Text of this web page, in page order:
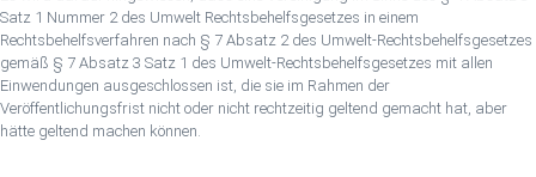
Satz 1 Nummer 2 des Umwelt Rechtsbehelfsgesetzes in einem
Rechtsbehelfsverfahren nach § 7 Absatz 2 des Umwelt-Rechtsbehelfsgesetzes
gemäß § 7 Absatz 3 Satz 1 des Umwelt-Rechtsbehelfsgesetzes mit allen
Einwendungen ausgeschlossen ist, die sie im Rahmen der
Veröffentlichungsfrist nicht oder nicht rechtzeitig geltend gemacht hat, aber
hätte geltend machen können.